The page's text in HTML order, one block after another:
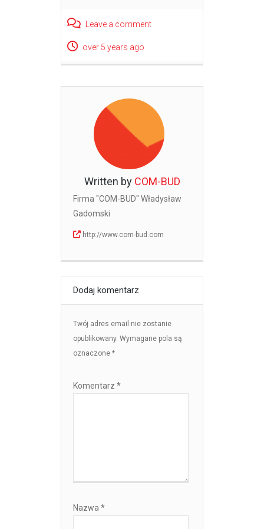
Leave a comment
over 5 years ago
Written by COM-BUD
Firma "COM-BUD" Władysław
Gadomski
http://www.com-bud.com
Dodaj komentarz
Twój adres email nie zostanie
opublikowany. Wymagane pola są
oznaczone *
Komentarz *
Nazwa *